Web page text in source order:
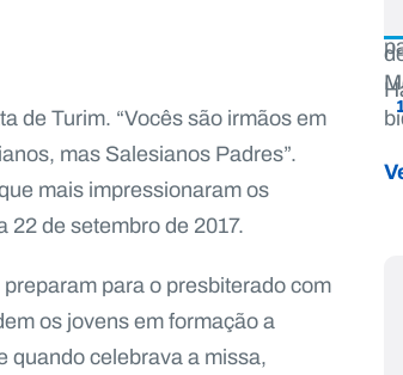
de Turim. “Vocês são irmãos em
mas Salesianos Padres”.
mais impressionaram os
de setembro de 2017.
para o presbiterado com
os jovens em formação a
quando celebrava a missa,